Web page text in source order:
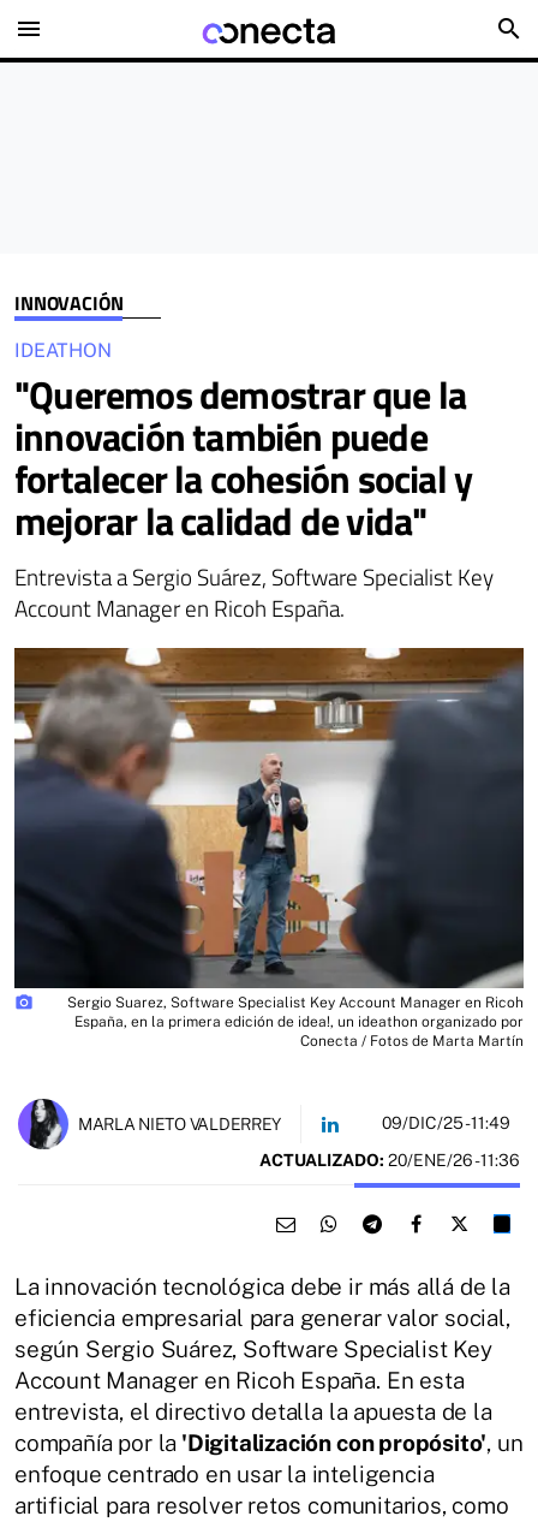
menu search
INNOVACIÓN
IDEATHON
"Queremos demostrar que la
innovación también puede
fortalecer la cohesión social y
mejorar la calidad de vida"
Entrevista a Sergio Suárez, Software Specialist Key
Account Manager en Ricoh España.
photo_camera
Sergio Suarez, Software Specialist Key Account Manager en Ricoh
España, en la primera edición de idea!, un ideathon organizado por
Conecta / Fotos de Marta Martín
MARLA NIETO VALDERREY 09/DIC/25- 11:49
ACTUALIZADO: 20/ENE/26 - 11:36
La innovación tecnológica debe ir más allá de la
eficiencia empresarial para generar valor social,
según Sergio Suárez, Software Specialist Key
Account Manager en Ricoh España. En esta
entrevista, el directivo detalla la apuesta de la
compañía por la 'Digitalización con propósito', un
enfoque centrado en usar la inteligencia
artificial para resolver retos comunitarios, como